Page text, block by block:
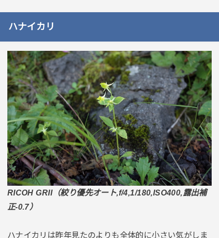
ハナイカリ
RICOH GRII（絞り優先オート,f/4,1/180,ISO400,露出補
正-0.7）
ハナイカリは昨年見たのよりも全体的に小さい気がしま